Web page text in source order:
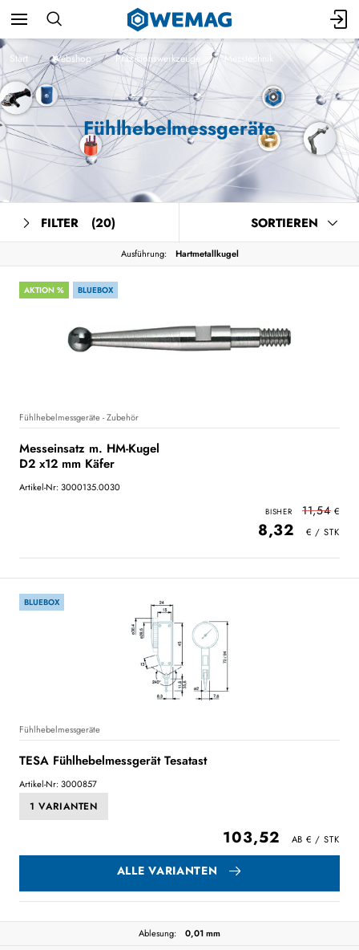
Start Webshop Präzisionswerkzeuge Messtechnik
Fühlhebelmessgeräte
FILTER (20) SORTIEREN
Ausführung: Hartmetallkugel
AKTION % BLUEBOX
Fühlhebelmessgeräte - Zubehör
Messeinsatz m. HM-Kugel
D2 x12 mm Käfer
Artikel-Nr: 3000135.0030
11,54
8,32
BLUEBOX
Fühlhebelmessgeräte
TESA Fühlhebelmessgerät Tesatast
Artikel-Nr: 3000857
1 VARIANTEN
103,52
ALLE VARIANTEN
Ablesung:
0,01 mm